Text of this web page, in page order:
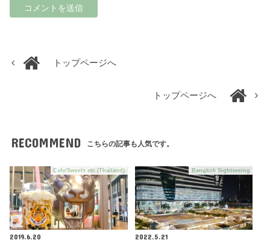
トップページへ
トップページへ
RECOMMEND こちらの記事も人気です。
Cafe/Sweets etc.(Thailand)
2019.6.20
Bangkok Sightseeing
2022.5.21